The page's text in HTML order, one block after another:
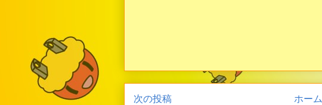
次の投稿 ホーム